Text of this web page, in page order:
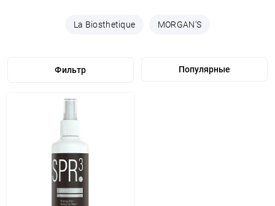
La Biosthetique MORGAN'S
Фильтр